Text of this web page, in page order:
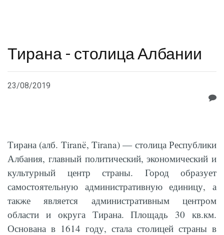
Тирана - столица Албании
23/08/2019
Тирана (алб. Tiranë, Tirana) — столица Республики
Албания, главный политический, экономический и
культурный центр страны. Город образует
самостоятельную административную единицу, а
также является административным центром
области и округа Тирана. Площадь 30 кв.км.
Основана в 1614 году, стала столицей страны в